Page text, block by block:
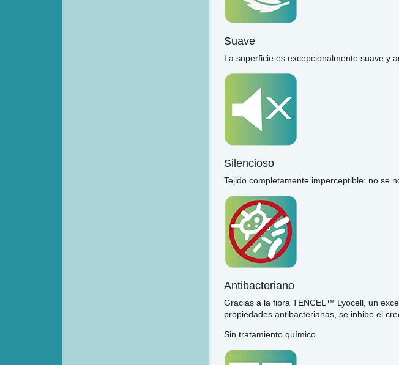
Suave
La superficie es excepcionalmente suave y
Silencioso
Tejido completamente imperceptible: no se
Antibacteriano
Gracias a la fibra TENCEL™ Lyocell, un
propiedades antibacterianas, se inhibe el
Sin tratamiento químico.